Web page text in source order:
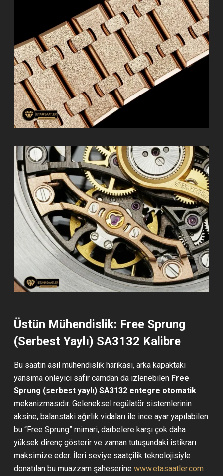
Üstün Mühendislik: Free Sprung
(Serbest Yaylı) SA3132 Kalibre
Bu saatin asıl mühendislik harikası, arka kapaktaki
yansıma önleyici safir camdan da izlenebilen Free
Sprung (serbest yaylı) SA3132 entegre otomatik
mekanizmasıdır. Geleneksel regülatör sistemlerinin
aksine, balanstaki ağırlık vidaları ile ince ayar yapılabilen
bu “Free Sprung” mimari, darbelere karşı çok daha
yüksek direnç gösterir ve zaman tutuşundaki istikrarı
maksimize eder. İleri seviye saatçilik teknolojisiyle
donatılan bu muazzam şaheserinewww.etasaatler.com